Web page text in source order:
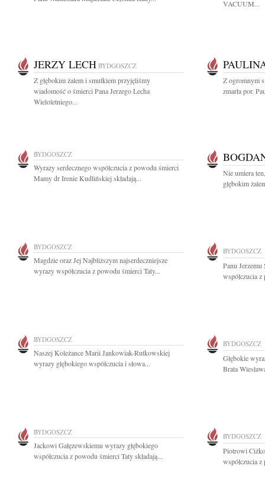
VACUUM...
JERZY LECH BYDGOSZCZ
Z głębokim żalem i smutkiem przyjęliśmy
wiadomość o śmierci Pana Jerzego Lecha
Wieloletniego...
Z ogromnym
zmarła por.
BYDGOSZCZ
Wyrazy serdecznego współczucia z powodu śmierci
Mamy dr Irenie Kudlińskiej składają...
Nie umiera
głębokim
BYDGOSZCZ
Magdzie oraz Jej Najbliższym najserdeczniejsze
wyrazy współczucia z powodu śmierci Taty...
BYDGOSZCZ
Panu
współczucia
BYDGOSZCZ
Naszej Koleżance Marii Jankowiak-Rutkowskiej
wyrazy głębokiego współczucia i słowa...
BYDGOSZCZ
Głębokie
Brata
BYDGOSZCZ
Jackowi Gałęzewskiemu wyrazy głębokiego
współczucia z powodu śmierci Taty składają...
BYDGOSZCZ
Piotrowi
współczucia